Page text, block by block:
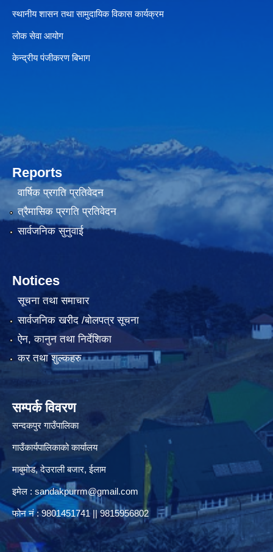
स्थानीय शासन तथा सामुदायिक विकास कार्यक्रम
लोक सेवा आयोग
केन्द्रीय पंजीकरण बिभाग
Reports
वार्षिक प्रगति प्रतिवेदन
त्रैमासिक प्रगति प्रतिवेदन
सार्वजनिक सुनुवाई
Notices
सूचना तथा समाचार
सार्वजनिक खरीद /बोलपत्र सूचना
ऐन, कानुन तथा निर्देशिका
कर तथा शुल्कहरु
सम्पर्क विवरण
सन्दकपुर गाउँपालिका
गाउँकार्यपालिकाको कार्यालय
माबुमोड, देउराली बजार, ईलाम
इमेल : sandakpurrm@gmail.com
फोन नं : 9801451741 || 9815956802